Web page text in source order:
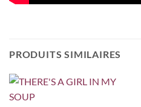
PRODUITS SIMILAIRES